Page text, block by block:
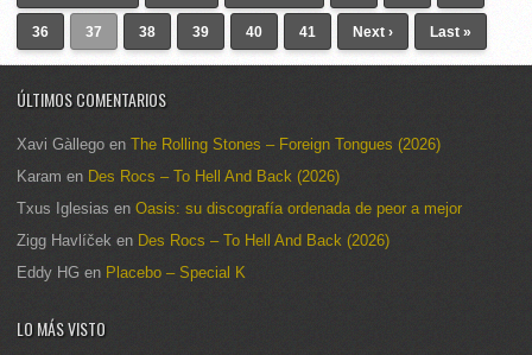
36 37 38 39 40 41 Next › Last »
ÚLTIMOS COMENTARIOS
Xavi Gàllego en The Rolling Stones – Foreign Tongues (2026)
Karam en Des Rocs – To Hell And Back (2026)
Txus Iglesias en Oasis: su discografía ordenada de peor a mejor
Zigg Havlíček en Des Rocs – To Hell And Back (2026)
Eddy HG en Placebo – Special K
LO MÁS VISTO